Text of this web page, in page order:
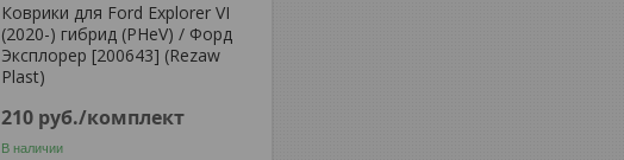
Коврики для Ford Explorer VI
(2020-) гибрид (PHeV) / Форд
Эксплорер [200643] (Rezaw
Plast)
210 руб./комплект
В наличии